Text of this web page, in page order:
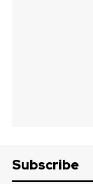
Subscribe